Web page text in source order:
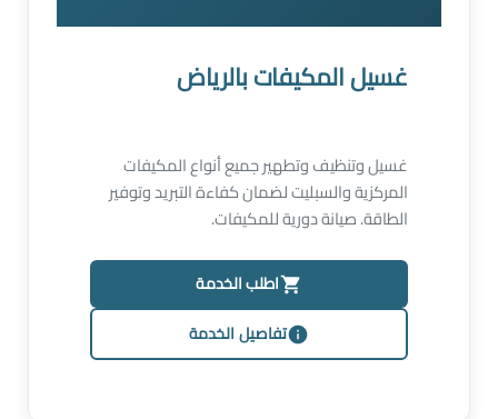
غسيل المكيفات بالرياض
غسيل وتنظيف وتطهير جميع أنواع المكيفات
المركزية والسبليت لضمان كفاءة التبريد وتوفير
الطاقة. صيانة دورية للمكيفات.
اطلب الخدمة
تفاصيل الخدمة